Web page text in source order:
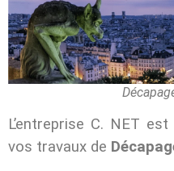
L’entreprise C. NET
vos travaux de